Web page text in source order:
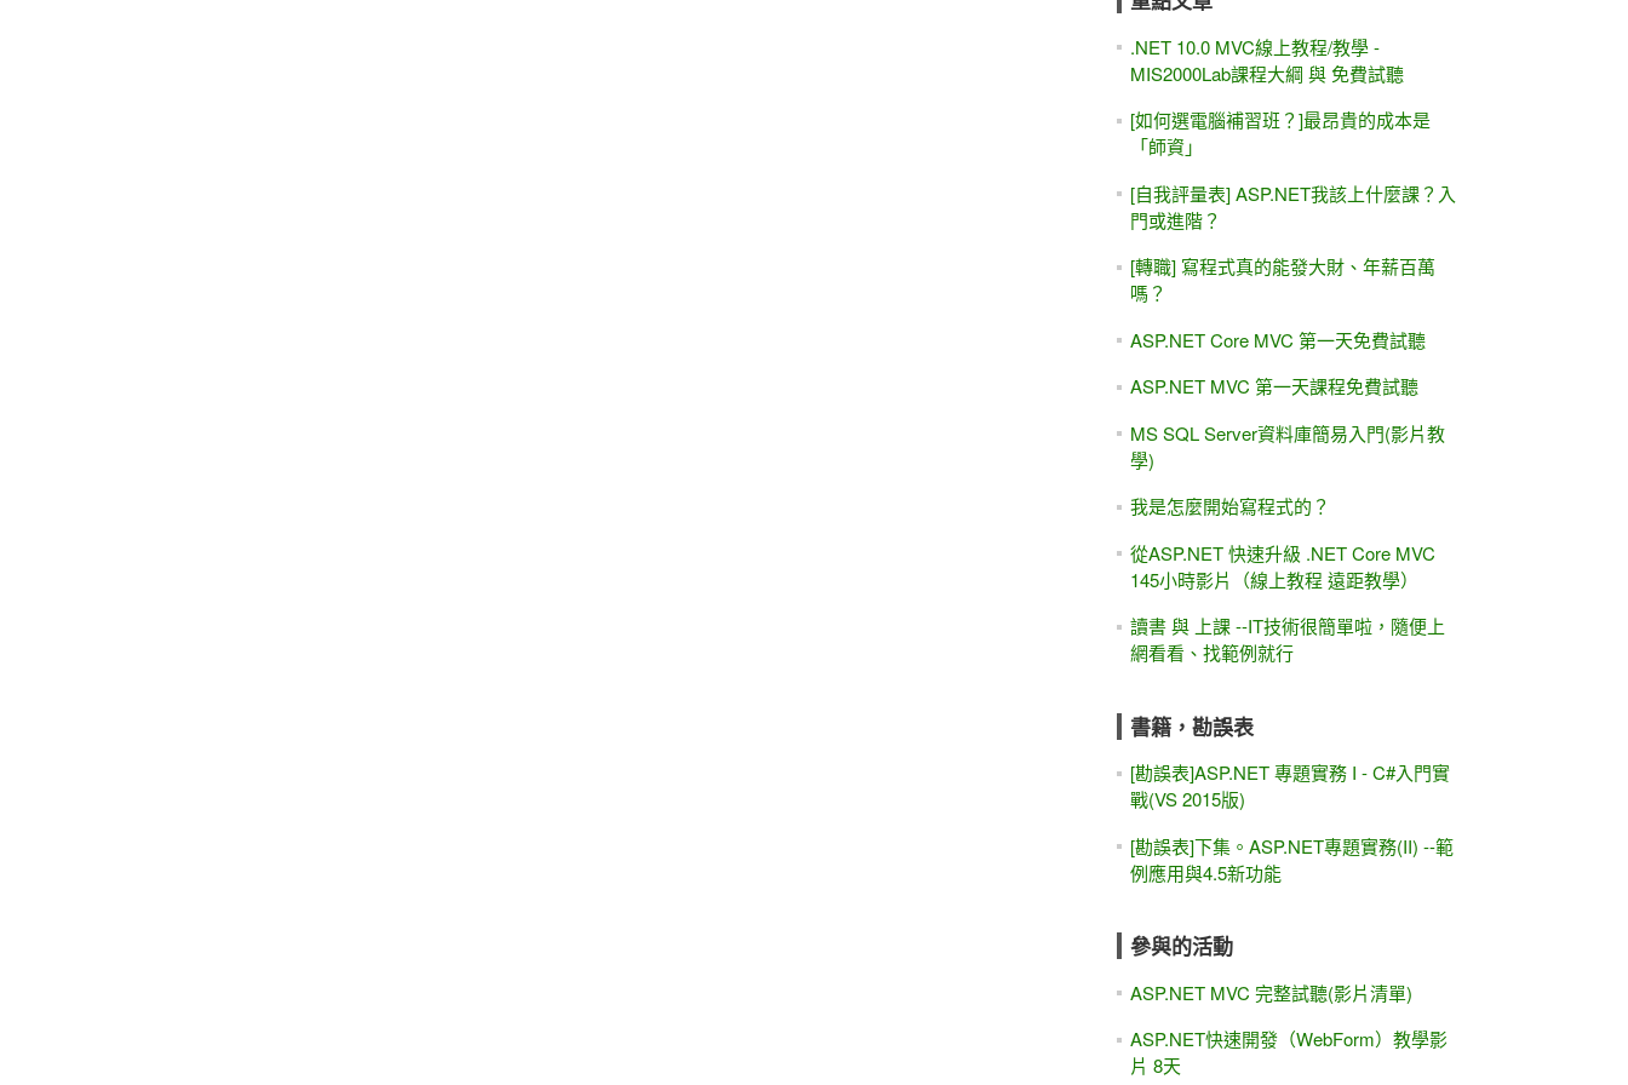
.NET 10.0 MVC線上教程/教學 -
MIS2000Lab課程大綱 與 免費試聽
[如何選電腦補習班？]最昂貴的成本是
「師資」
[自我評量表] ASP.NET我該上什麼課？入
門或進階？
[轉職] 寫程式真的能發大財、年薪百萬
嗎？
ASP.NET Core MVC 第一天免費試聽
ASP.NET MVC 第一天課程免費試聽
MS SQL Server資料庫簡易入門(影片教
學)
我是怎麼開始寫程式的？
從ASP.NET 快速升級 .NET Core MVC
145小時影片（線上教程 遠距教學）
讀書 與 上課 --IT技術很簡單啦，隨便上
網看看、找範例就行
書籍，勘誤表
[勘誤表]ASP.NET 專題實務 I - C#入門實
戰(VS 2015版)
[勘誤表]下集。ASP.NET專題實務(II) --範
例應用與4.5新功能
參與的活動
ASP.NET MVC 完整試聽(影片清單)
ASP.NET快速開發（WebForm）教學影
片 8天